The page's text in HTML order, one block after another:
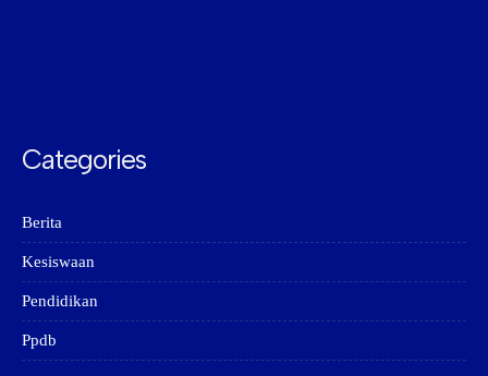
Categories
Berita
Kesiswaan
Pendidikan
Ppdb